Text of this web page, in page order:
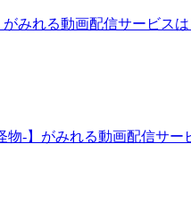
がみれる動画配信サービス
物-】がみれる動画配信サ